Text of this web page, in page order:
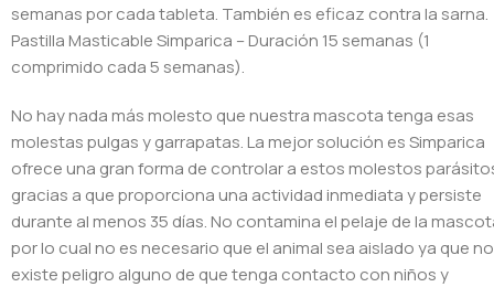
semanas por cada tableta. También es eficaz contra la sarna.
Pastilla Masticable Simparica – Duración 15 semanas (1
comprimido cada 5 semanas).
No hay nada más molesto que nuestra mascota tenga esas
molestas pulgas y garrapatas. La mejor solución es Simparica
ofrece una gran forma de controlar a estos molestos
gracias a que proporciona una actividad inmediata y persiste
durante al menos 35 días. No contamina el pelaje de la
por lo cual no es necesario que el animal sea aislado ya que no
existe peligro alguno de que tenga contacto con niños y